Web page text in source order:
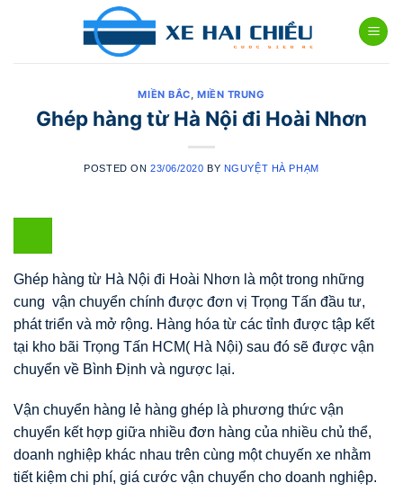
MIỀN BẮC, MIỀN TRUNG
Ghép hàng từ Hà Nội đi Hoài Nhơn
POSTED ON 23/06/2020 BY NGUYỆT HÀ PHẠM
Ghép hàng từ Hà Nội đi Hoài Nhơn là một trong những
cung vận chuyển chính được đơn vị Trọng Tấn đầu tư,
phát triển và mở rộng. Hàng hóa từ các tỉnh được tập kết
tại kho bãi Trọng Tấn HCM( Hà Nội) sau đó sẽ được vận
chuyển về Bình Định và ngược lại.
Vận chuyển hàng lẻ hàng ghép là phương thức vận
chuyển kết hợp giữa nhiều đơn hàng của nhiều chủ thể,
doanh nghiệp khác nhau trên cùng một chuyến xe nhằm
tiết kiệm chi phí, giá cước vận chuyển cho doanh nghiệp.